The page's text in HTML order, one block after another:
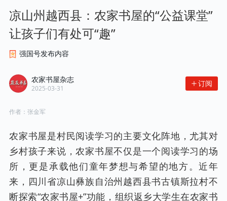
凉山州越西县：农家书屋的“公益课堂”
让孩子们有处可“趣”
强国号发布内容
农家书屋杂志
2025-03-31
订阅
作者： 张金军
农家书屋是村民阅读学习的主要文化阵地，尤其对
乡村孩子来说，农家书屋不仅是一个阅读学习的场
所，更是承载他们童年梦想与希望的地方。近年
来，四川省凉山彝族自治州越西县书古镇斯拉村不
断探索“农家书屋+”功能，组织返乡大学生在农家书